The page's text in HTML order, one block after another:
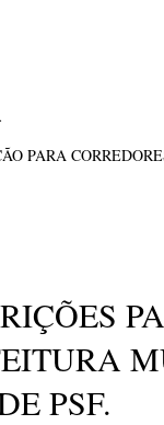
PARA
PSF.